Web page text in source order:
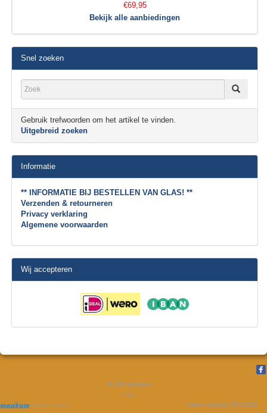
€69,95
Bekijk alle aanbiedingen
Snel zoeken
Gebruik trefwoorden om het artikel te vinden.
Uitgebreid zoeken
Informatie
** INFORMATIE BIJ BESTELLEN VAN GLAS! **
Verzenden & retourneren
Privacy verklaring
Algemene voorwaarden
Wij accepteren
website maken
471269 bezoekers
login
laatste wijziging: 06-08-2026